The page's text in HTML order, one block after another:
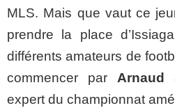
MLS. Mais que vaut ce
prendre la place
différents amateurs de
commencer par Arnaud
expert du championnat